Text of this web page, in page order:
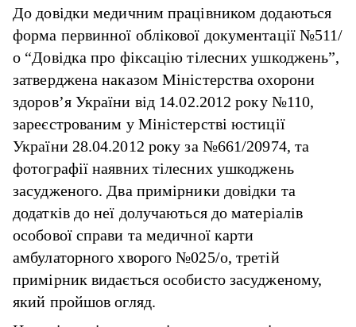
До довідки медичним працівником додаються
форма первинної облікової документації №511/
о “Довідка про фіксацію тілесних ушкоджень”,
затверджена наказом Міністерства охорони
здоров’я України від 14.02.2012 року №110,
зареєстрованим у Міністерстві юстиції
України 28.04.2012 року за №661/20974, та
фотографії наявних тілесних ушкоджень
засудженого. Два примірники довідки та
додатків до неї долучаються до матеріалів
особової справи та медичної карти
амбулаторного хворого №025/о, третій
примірник видається особисто засудженому,
який пройшов огляд.